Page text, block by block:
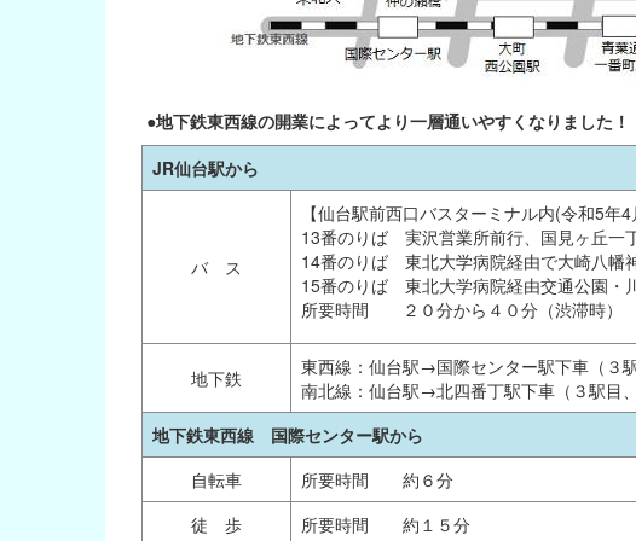
●地下鉄東西線の開業によってより一層通いやすくなりました！
JR仙台駅から
バ ス
【仙台駅前西口バスターミナル内(令和5年4
13番のりば 実沢営業所前行、国見ヶ丘一
14番のりば 東北大学病院経由で大崎八幡
15番のりば 東北大学病院経由交通公園・
所要時間 ２０分から４０分（渋滞時）
地下鉄
東西線：仙台駅→国際センター駅下車（３駅
南北線：仙台駅→北四番丁駅下車（３駅目、
地下鉄東西線 国際センター駅から
自転車
所要時間 約６分
徒 歩
所要時間 約１５分